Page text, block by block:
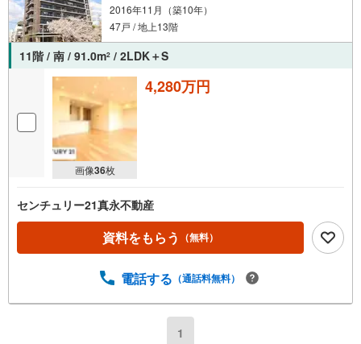
2016年11月（築10年）
47戸 / 地上13階
11階 / 南 / 91.0m2 / 2LDK＋S
画像36枚
4,280万円
センチュリー21真永不動産
資料をもらう （無料）
電話する （通話料無料）
1